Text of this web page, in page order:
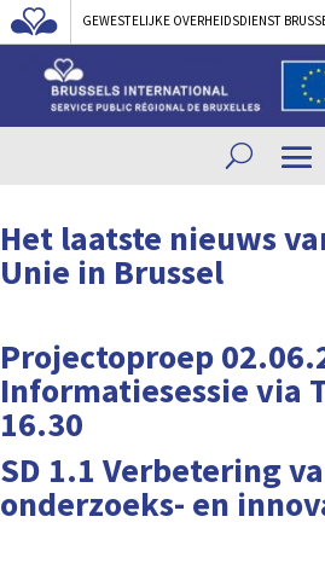
GEWESTELIJKE OVERHEIDSDIENST
Het laatste nieuws
Unie in Brussel
Projectoproep
Informatiesessie via
16.30
SD 1.1 Verbetering
onderzoeks- en